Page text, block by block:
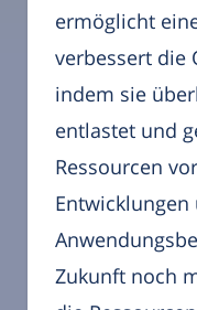
ermöglicht
verbessert die
indem sie
entlastet und
Ressourcen
Entwicklungen
Zukunft noch